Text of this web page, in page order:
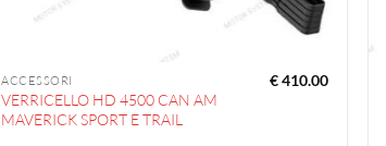
ACCESSORI
VERRICELLO HD 4500 CAN AM
MAVERICK SPORT E TRAIL
€410.00